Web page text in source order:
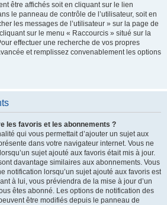
être affichés soit en cliquant sur le lien
le panneau de contrôle de l’utilisateur, soit en
les messages de l’utilisateur » sur la page de
sur le menu « Raccourcis » situé sur la
effectuer une recherche de vos propres
et remplissez convenablement les options
les favoris et les abonnements ?
qui vous permettait d’ajouter un sujet aux
dans votre navigateur internet. Vous ne
sujet ajouté aux favoris était mis à jour.
davantage similaires aux abonnements. Vous
notification lorsqu’un sujet ajouté aux favoris est
à lui, vous préviendra de la mise à jour d’un
êtes abonné. Les options de notification des
être modifiés depuis le panneau de